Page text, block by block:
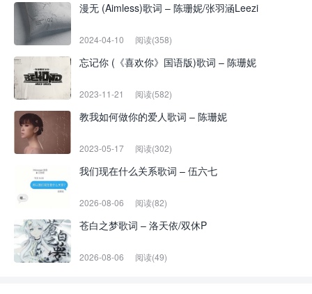
漫无 (Aimless)歌词 – 陈珊妮/张羽涵Leezi
2024-04-10 阅读(358)
忘记你 (《喜欢你》国语版)歌词 – 陈珊妮
2023-11-21 阅读(582)
教我如何做你的爱人歌词 – 陈珊妮
2023-05-17 阅读(302)
我们现在什么关系歌词 – 伍六七
2026-08-06 阅读(82)
苍白之梦歌词 – 洛天依/双休P
2026-08-06 阅读(49)